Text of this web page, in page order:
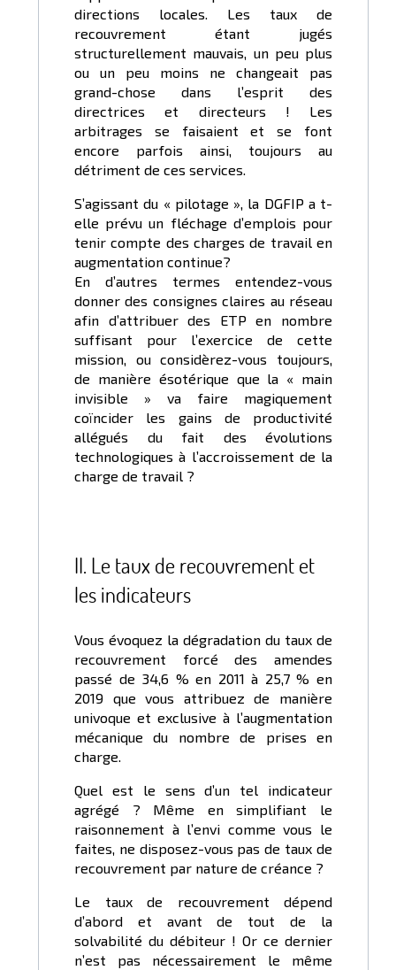
directions locales. Les taux de
recouvrement étant jugés
structurellement mauvais, un peu plus
ou un peu moins ne changeait pas
grand-chose dans l’esprit des
directrices et directeurs ! Les
arbitrages se faisaient et se font
encore parfois ainsi, toujours au
détriment de ces services.
S’agissant du « pilotage », la DGFIP a t-
elle prévu un fléchage d’emplois pour
tenir compte des charges de travail en
augmentation continue?
En d’autres termes entendez-vous
donner des consignes claires au réseau
afin d’attribuer des ETP en nombre
suffisant pour l’exercice de cette
mission, ou considèrez-vous toujours,
de manière ésotérique que la « main
invisible » va faire magiquement
coïncider les gains de productivité
allégués du fait des évolutions
technologiques à l’accroissement de la
charge de travail ?
II. Le taux de recouvrement et
les indicateurs
Vous évoquez la dégradation du taux de
recouvrement forcé des amendes
passé de 34,6 % en 2011 à 25,7 % en
2019 que vous attribuez de manière
univoque et exclusive à l’augmentation
mécanique du nombre de prises en
charge.
Quel est le sens d’un tel indicateur
agrégé ? Même en simplifiant le
raisonnement à l’envi comme vous le
faites, ne disposez-vous pas de taux de
recouvrement par nature de créance ?
Le taux de recouvrement dépend
d’abord et avant de tout de la
solvabilité du débiteur ! Or ce dernier
n’est pas nécessairement le même